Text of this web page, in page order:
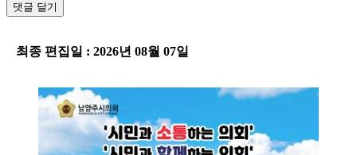
최종 편집일 : 2026년 08월 07일